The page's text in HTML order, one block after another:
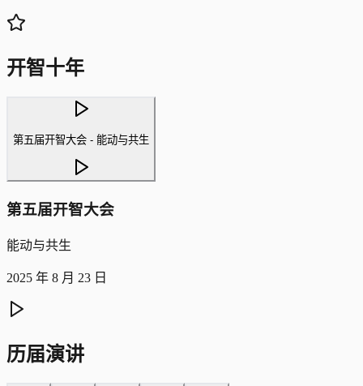
开智十年
第五届开智大会 - 能动与共生
第五届开智大会
能动与共生
2025 年 8 月 23 日
历届演讲